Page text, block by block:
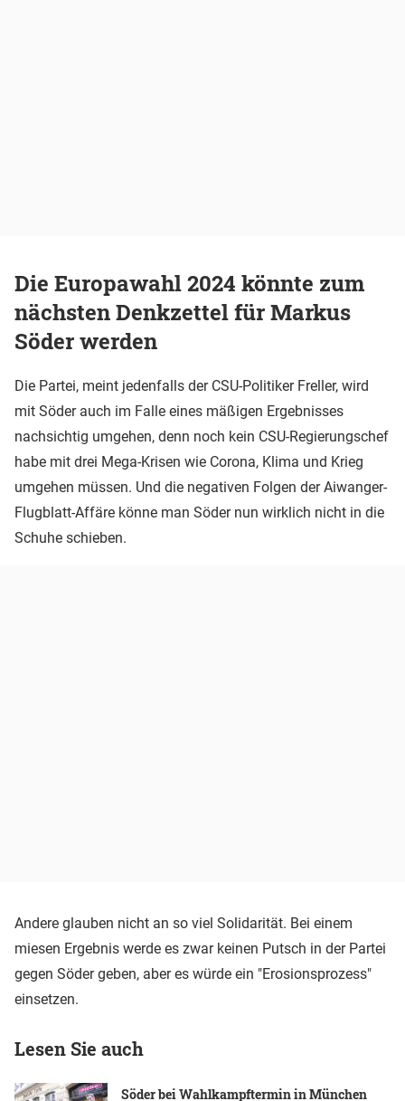
Die Europawahl 2024 könnte zum
nächsten Denkzettel für Markus
Söder werden
Die Partei, meint jedenfalls der CSU-Politiker Freller, wird
mit Söder auch im Falle eines mäßigen Ergebnisses
nachsichtig umgehen, denn noch kein CSU-Regierungschef
habe mit drei Mega-Krisen wie Corona, Klima und Krieg
umgehen müssen. Und die negativen Folgen der Aiwanger-
Flugblatt-Affäre könne man Söder nun wirklich nicht in die
Schuhe schieben.
Andere glauben nicht an so viel Solidarität. Bei einem
miesen Ergebnis werde es zwar keinen Putsch in der Partei
gegen Söder geben, aber es würde ein "Erosionsprozess"
einsetzen.
Lesen Sie auch
Söder bei Wahlkampftermin in München